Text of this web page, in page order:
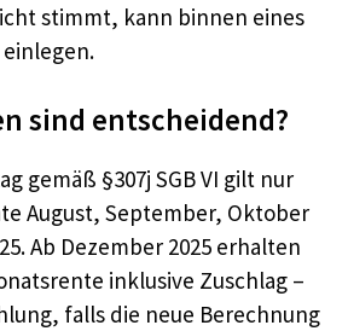
stimmt, kann binnen eines
sind entscheidend?
gemäß §307j SGB VI gilt nur
August, September, Oktober
Ab Dezember 2025 erhalten
inklusive Zuschlag –
falls die neue Berechnung